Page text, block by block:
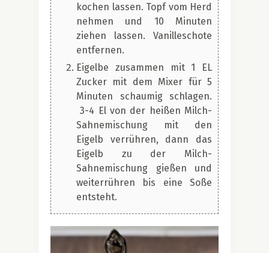
kochen lassen. Topf vom Herd
nehmen und 10 Minuten
ziehen lassen. Vanilleschote
entfernen.
Eigelbe zusammen mit 1 EL
Zucker mit dem Mixer für 5
Minuten schaumig schlagen.
3-4 El von der heißen Milch-
Sahnemischung mit den
Eigelb verrühren, dann das
Eigelb zu der Milch-
Sahnemischung gießen und
weiterrühren bis eine Soße
entsteht.